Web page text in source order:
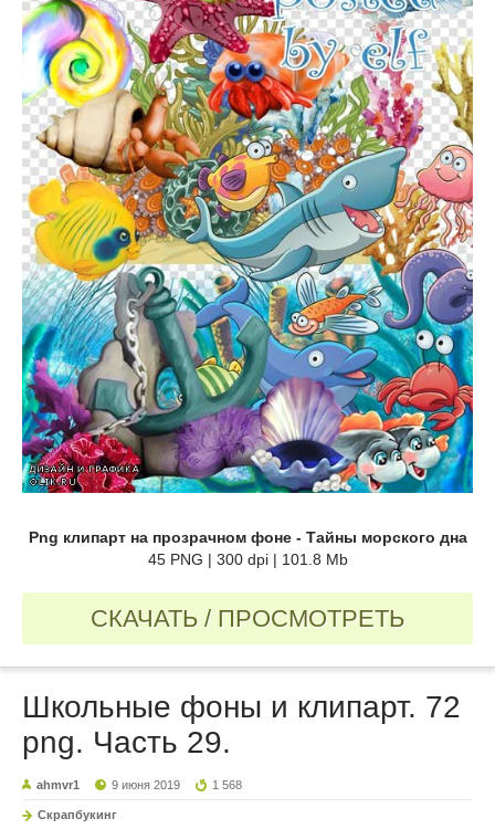
Png клипарт на прозрачном фоне - Тайны морского дна
45 PNG | 300 dpi | 101.8 Mb
СКАЧАТЬ / ПРОСМОТРЕТЬ
Школьные фоны и клипарт. 72
png. Часть 29.
ahmvr1 9 июня 2019 1 568
Скрапбукинг